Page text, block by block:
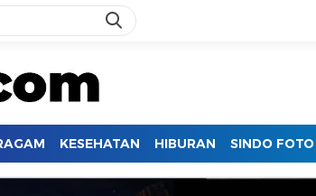
KESEHATAN HIBURAN SINDO FOTO